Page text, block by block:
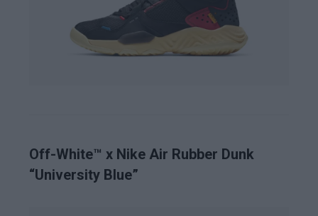
Off-White™ x Nike Air Rubber Dunk
“University Blue”